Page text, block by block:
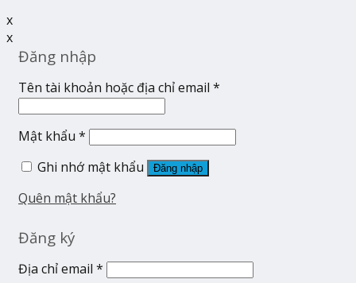
x
x
Đăng nhập
Tên tài khoản hoặc địa chỉ email *
Mật khẩu *
Ghi nhớ mật khẩu
Đăng nhập
Quên mật khẩu?
Đăng ký
Địa chỉ email *